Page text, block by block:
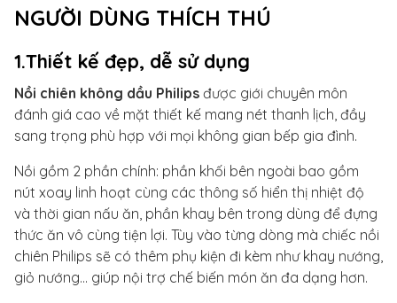
NGƯỜI DÙNG THÍCH THÚ
1.Thiết kế đẹp, dễ sử dụng
Nồi chiên không dầu Philips được giới chuyên môn
đánh giá cao về mặt thiết kế mang nét thanh lịch, đầy
sang trọng phù hợp với mọi không gian bếp gia đình.
Nồi gồm 2 phần chính: phần khối bên ngoài bao gồm
nút xoay linh hoạt cùng các thông số hiển thị nhiệt độ
và thời gian nấu ăn, phần khay bên trong dùng để đựng
thức ăn vô cùng tiện lợi. Tùy vào từng dòng mà chiếc nồi
chiên Philips sẽ có thêm phụ kiện đi kèm như khay nướng,
giỏ nướng... giúp nội trợ chế biến món ăn đa dạng hơn.